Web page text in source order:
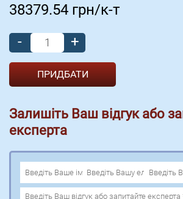
38379.54 грн/к-т
-
+
Залишіть Ваш відгук або
експерта